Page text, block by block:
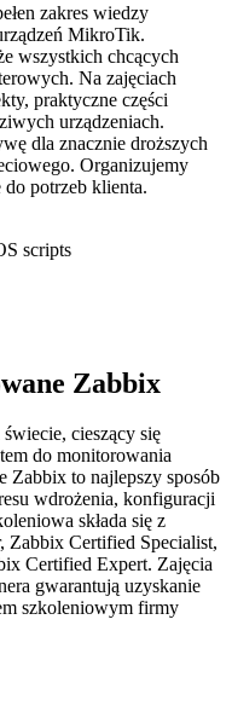
zakres wiedzy
MikroTik.
wszystkich chcących
Na zajęciach
praktyczne części
urządzeniach.
dla znacznie droższych
Organizujemy
potrzeb klienta.
Zabbix
cieszący się
do monitorowania
Zabbix to najlepszy sposób
wdrożenia, konfiguracji
składa się z
Zabbix Certified Specialist,
Certified Expert. Zajęcia
gwarantują uzyskanie
szkoleniowym firmy